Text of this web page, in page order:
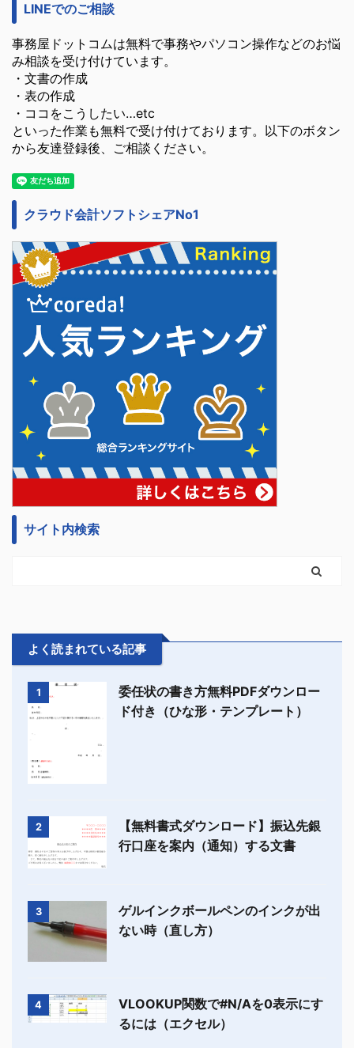
LINEでのご相談
事務屋ドットコムは無料で事務やパソコン操作などのお悩
み相談を受け付けています。
・文書の作成
・表の作成
・ココをこうしたい…etc
といった作業も無料で受け付けております。以下のボタン
から友達登録後、ご相談ください。
クラウド会計ソフトシェアNo1
サイト内検索
よく読まれている記事
1
委任状の書き方無料PDFダウンロー
ド付き（ひな形・テンプレート）
2
【無料書式ダウンロード】振込先銀
行口座を案内（通知）する文書
3
ゲルインクボールペンのインクが出
ない時（直し方）
4
VLOOKUP関数で#N/Aを0表示にす
るには（エクセル）